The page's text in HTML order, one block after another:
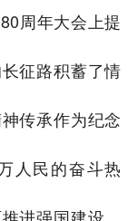
周年大会上提
征路积蓄了情
传承作为纪念
人民的奋斗热